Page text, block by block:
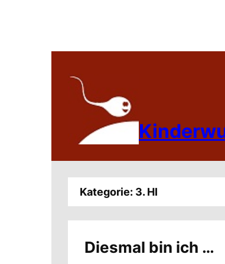
Inhalt
springen
Kategorie: 3. HI
Diesmal bin ich …